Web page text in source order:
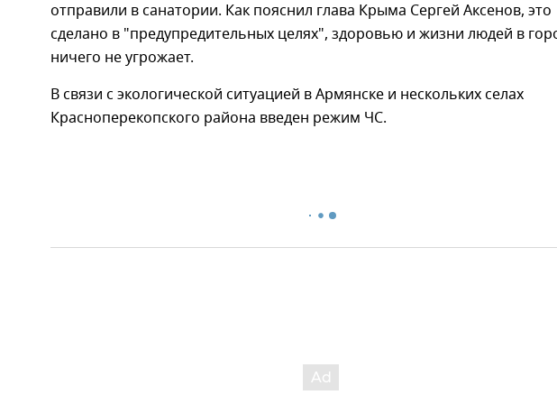
отправили в санатории. Как пояснил глава Крыма Сергей Аксенов, это
сделано в "предупредительных целях", здоровью и жизни людей в
ничего не угрожает.
В связи с экологической ситуацией в Армянске и нескольких селах
Красноперекопского района введен режим ЧС.